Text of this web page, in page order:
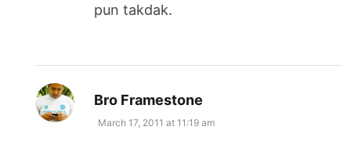
pun takdak.
Bro Framestone
March 17, 2011 at 11:19 am